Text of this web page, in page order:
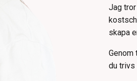
Jag
skapa
Genom
du trivs